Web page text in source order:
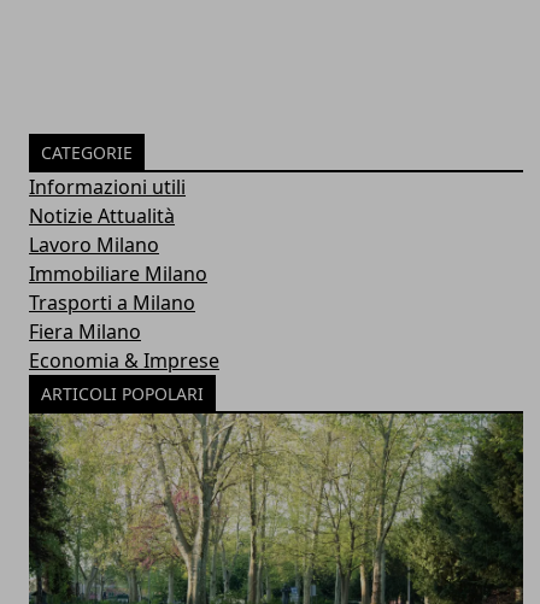
CATEGORIE
Informazioni utili
Notizie Attualità
Lavoro Milano
Immobiliare Milano
Trasporti a Milano
Fiera Milano
Economia & Imprese
ARTICOLI POPOLARI